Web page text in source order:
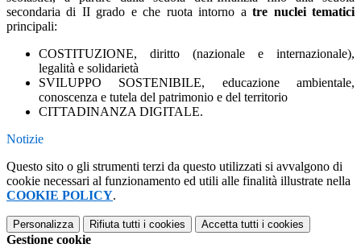
secondaria di II grado e che ruota intorno atre nuclei tematici
principali:
COSTITUZIONE, diritto (nazionale e internazionale),
legalità e solidarietà
SVILUPPO SOSTENIBILE, educazione ambientale,
conoscenza e tutela del patrimonio e del territorio
CITTADINANZA DIGITALE.
Notizie
Questo sito o gli strumenti terzi da questo utilizzati si avvalgono di
cookie necessari al funzionamento ed utili alle finalità illustrate nella
COOKIE POLICY.
Personalizza Rifiuta tutti i cookies Accetta tutti i cookies
Gestione cookie